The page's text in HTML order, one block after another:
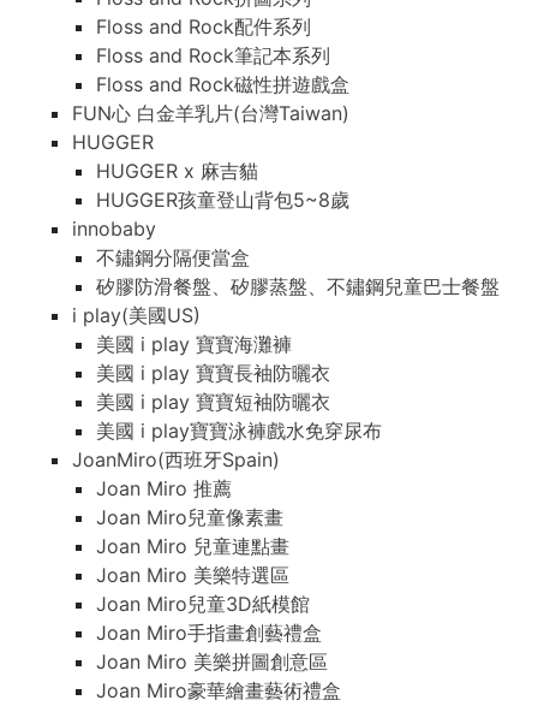
Floss and Rock配件系列
Floss and Rock筆記本系列
Floss and Rock磁性拼遊戲盒
FUN心 白金羊乳片(台灣Taiwan)
HUGGER
HUGGER x 麻吉貓
HUGGER孩童登山背包5~8歲
innobaby
不鏽鋼分隔便當盒
矽膠防滑餐盤、矽膠蒸盤、不鏽鋼兒童巴士餐盤
i play(美國US)
美國 i play 寶寶海灘褲
美國 i play 寶寶長袖防曬衣
美國 i play 寶寶短袖防曬衣
美國 i play寶寶泳褲戲水免穿尿布
JoanMiro(西班牙Spain)
Joan Miro 推薦
Joan Miro兒童像素畫
Joan Miro 兒童連點畫
Joan Miro 美樂特選區
Joan Miro兒童3D紙模館
Joan Miro手指畫創藝禮盒
Joan Miro 美樂拼圖創意區
Joan Miro豪華繪畫藝術禮盒